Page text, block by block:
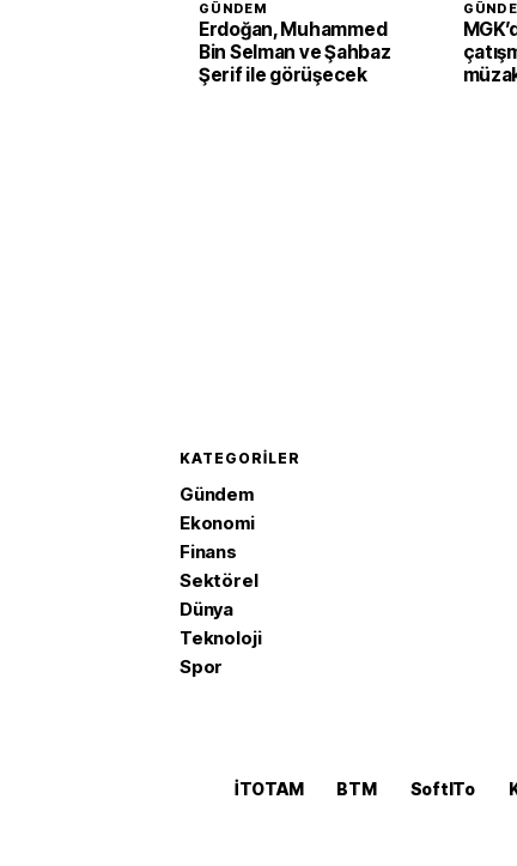
GÜNDEM
Erdoğan, Muhammed
Bin Selman ve Şahbaz
Şerif ile görüşecek
KATEGORILER
Gündem
Ekonomi
Finans
Sektörel
Dünya
Teknoloji
Spor
İTOTAM BTM SoftITo